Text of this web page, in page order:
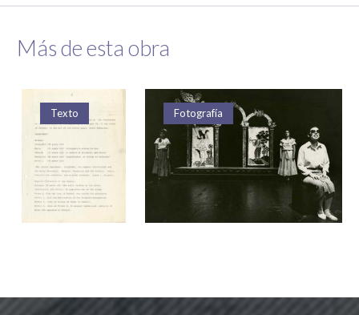
Más de esta obra
Texto Fotografía
Fotografía
Fotografía